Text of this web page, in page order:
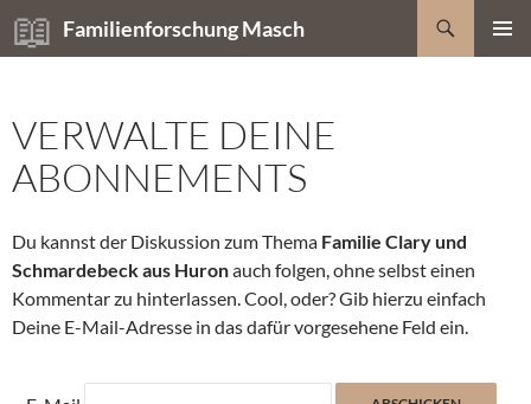
Zum
Inhalt
Familienforschung Masch
Suchen
VERWALTE DEINE
ABONNEMENTS
Du kannst der Diskussion zum Thema Familie Clary und
Schmardebeck aus Huronauch folgen, ohne selbst einen
Kommentar zu hinterlassen. Cool, oder? Gib hierzu einfach
Deine E-Mail-Adresse in das dafür vorgesehene Feld ein.